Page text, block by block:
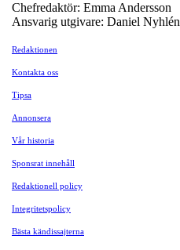
Chefredaktör: Emma Andersson
Ansvarig utgivare: Daniel Nyhlén
Redaktionen
Kontakta oss
Tipsa
Annonsera
Vår historia
Sponsrat innehåll
Redaktionell policy
Integritetspolicy
Bästa kändissajterna